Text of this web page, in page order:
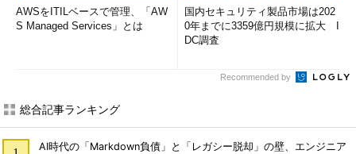
AWSをITILベースで管理、「AW
S Managed Services」とは
国内セキュリティ製品市場は202
0年までに3359億円規模に拡大 I
DC調査
Recommended by
総合記事ランキング
AI時代の「Markdown負債」と「レガシー脱却」の壁、エンジニア